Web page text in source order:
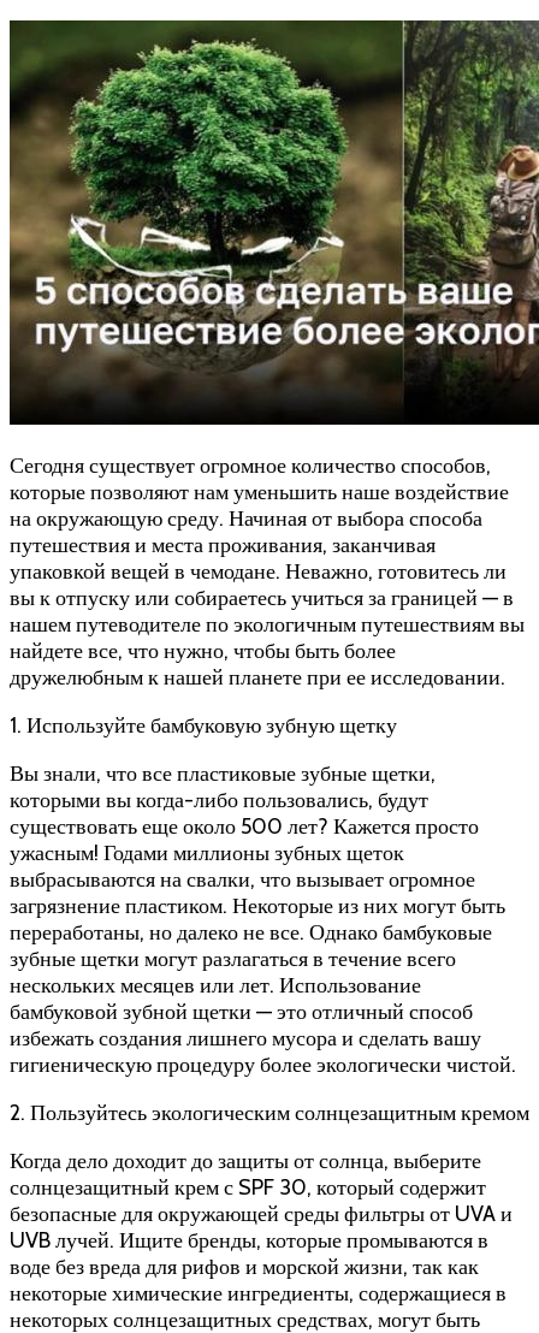
Сегодня существует огромное количество способов,
которые позволяют нам уменьшить наше воздействие
на окружающую среду. Начиная от выбора способа
путешествия и места проживания, заканчивая
упаковкой вещей в чемодане. Неважно, готовитесь ли
вы к отпуску или собираетесь учиться за границей — в
нашем путеводителе по экологичным путешествиям вы
найдете все, что нужно, чтобы быть более
дружелюбным к нашей планете при ее исследовании.
1. Используйте бамбуковую зубную щетку
Вы знали, что все пластиковые зубные щетки,
которыми вы когда-либо пользовались, будут
существовать еще около 500 лет? Кажется просто
ужасным! Годами миллионы зубных щеток
выбрасываются на свалки, что вызывает огромное
загрязнение пластиком. Некоторые из них могут быть
переработаны, но далеко не все. Однако бамбуковые
зубные щетки могут разлагаться в течение всего
нескольких месяцев или лет. Использование
бамбуковой зубной щетки — это отличный способ
избежать создания лишнего мусора и сделать вашу
гигиеническую процедуру более экологически чистой.
2. Пользуйтесь экологическим солнцезащитным кремом
Когда дело доходит до защиты от солнца, выберите
солнцезащитный крем с SPF 30, который содержит
безопасные для окружающей среды фильтры от UVA и
UVB лучей. Ищите бренды, которые промываются в
воде без вреда для рифов и морской жизни, так как
некоторые химические ингредиенты, содержащиеся в
некоторых солнцезащитных средствах, могут быть